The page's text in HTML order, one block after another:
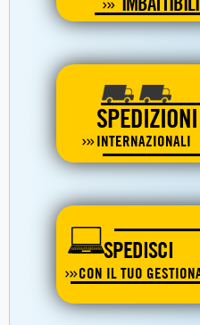
SPEDIZIONI
INTERNAZIONALI
SPEDISCI
CON IL TUO